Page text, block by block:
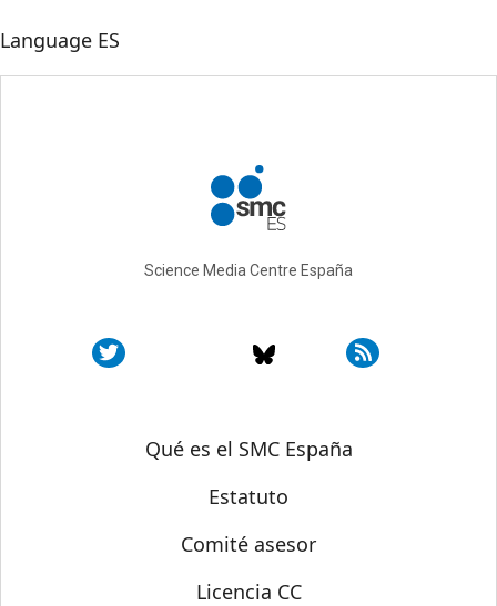
Language ES
Science Media Centre España
Sobre SMC España
Qué es el SMC España
Estatuto
Comité asesor
Licencia CC